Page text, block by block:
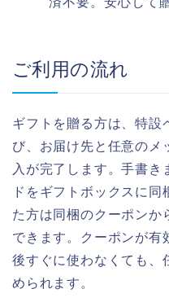
ご利用の流れ
ギフトを贈る方は、特設
び、お届け先と任意のメ
入が完了します。手書き
ドをギフトボックスに
た方は同梱のクーポンか
できます。クーポンが有
後すぐに使わなくても、
められます。